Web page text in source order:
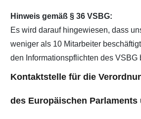
Hinweis gemäß § 36 VSBG:
Es wird darauf hingewiesen, dass
weniger als 10 Mitarbeiter
den Informationspflichten des VSBG
Kontaktstelle für die
des Europäischen Parlaments